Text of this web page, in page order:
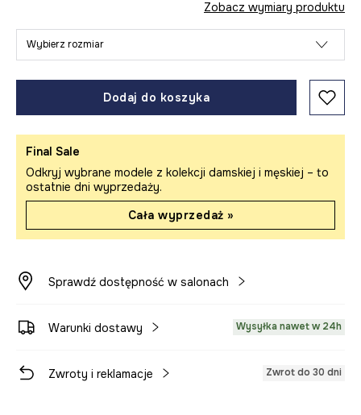
Zobacz wymiary produktu
Wybierz rozmiar
Dodaj do koszyka
Final Sale
Odkryj wybrane modele z kolekcji damskiej i męskiej – to
ostatnie dni wyprzedaży.
Cała wyprzedaż »
Sprawdź dostępność w salonach
Warunki dostawy Wysyłka nawet w 24h
Zwroty i reklamacje Zwrot do 30 dni